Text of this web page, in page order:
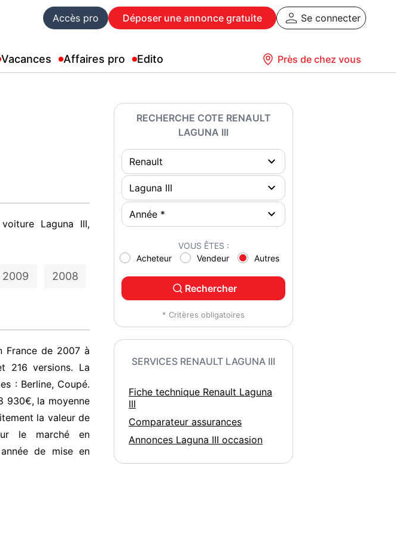
Accès pro Déposer une annonce gratuite Se connecter
Vacances Affaires pro Edito Près de chez vous
Laguna III,
2009 2008
France de 2007 à
216 versions. La
: Berline, Coupé.
930€, la moyenne
la valeur de
le marché en
de mise en
RECHERCHE COTE RENAULT
LAGUNA III
VOUS ÊTES :
Acheteur
Vendeur Autres
Rechercher
* Critères obligatoires
SERVICES RENAULT LAGUNA III
Fiche technique Renault Laguna
III
Comparateur assurances
Annonces Laguna III occasion